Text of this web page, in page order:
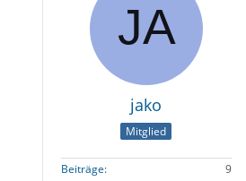
jako
Mitglied
Beiträge
9